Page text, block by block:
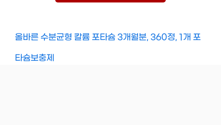
올바른 수분균형 칼륨 포타슘 3개월분, 360정, 1개 포
타슘보충제